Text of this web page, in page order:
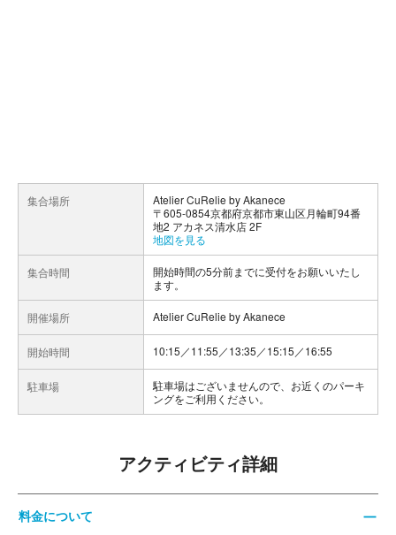
集合場所
Atelier CuRelie by Akanece
〒605-0854京都府京都市東山区月輪町94番
地2 アカネス清水店 2F
地図を見る
集合時間
開始時間の5分前までに受付をお願いいたし
ます。
開催場所 Atelier CuRelie by Akanece
開始時間 10:15／11:55／13:35／15:15／16:55
駐車場
駐車場はございませんので、お近くのパーキ
ングをご利用ください。
アクティビティ詳細
料金について